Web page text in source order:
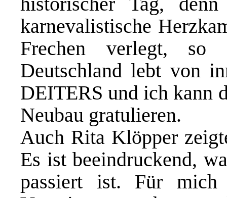
karnevalistische
Frechen verlegt,
Deutschland lebt von
DEITERS und ich kann
Neubau gratulieren.
Auch Rita Klöpper
Es ist beeindruckend,
passiert ist. Für mich